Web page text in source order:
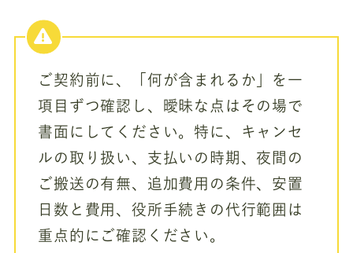
ご契約前に、「何が含まれるか」を一
項目ずつ確認し、曖昧な点はその場で
書面にしてください。特に、キャンセ
ルの取り扱い、支払いの時期、夜間の
ご搬送の有無、追加費用の条件、安置
日数と費用、役所手続きの代行範囲は
重点的にご確認ください。